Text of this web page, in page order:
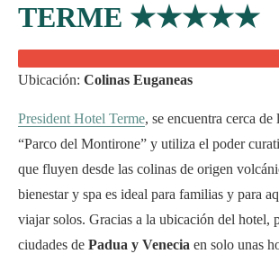
TERME ★★★★★
Ubicación: Colinas Euganeas
President Hotel Terme, se encuentra cerca de
“Parco del Montirone” y utiliza el poder
que fluyen desde las colinas de origen
bienestar y spa es ideal para familias y para
viajar solos. Gracias a la ubicación del hotel,
ciudades de Padua y Venecia en solo unas